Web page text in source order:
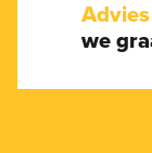
we